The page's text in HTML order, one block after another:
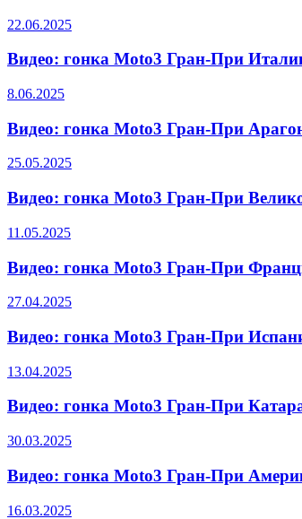
22.06.2025
Видео: гонка Moto3 Гран-При
8.06.2025
Видео: гонка Moto3 Гран-При
25.05.2025
Видео: гонка Moto3 Гран-При
11.05.2025
Видео: гонка Moto3 Гран-При
27.04.2025
Видео: гонка Moto3 Гран-При
13.04.2025
Видео: гонка Moto3 Гран-При
30.03.2025
Видео: гонка Moto3 Гран-При
16.03.2025